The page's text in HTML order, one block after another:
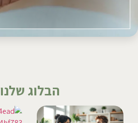
הבלוג שלנו